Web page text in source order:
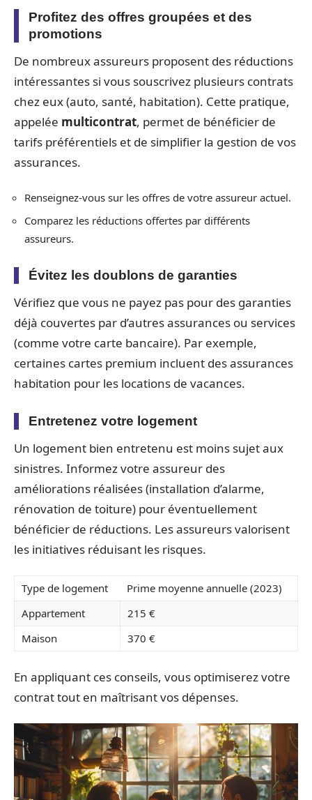
Profitez des offres groupées et des
promotions
De nombreux assureurs proposent des réductions
intéressantes si vous souscrivez plusieurs contrats
chez eux (auto, santé, habitation). Cette pratique,
appelée multicontrat, permet de bénéficier de
tarifs préférentiels et de simplifier la gestion de vos
assurances.
Renseignez-vous sur les offres de votre assureur actuel.
Comparez les réductions offertes par différents
assureurs.
Évitez les doublons de garanties
Vérifiez que vous ne payez pas pour des garanties
déjà couvertes par d’autres assurances ou services
(comme votre carte bancaire). Par exemple,
certaines cartes premium incluent des assurances
habitation pour les locations de vacances.
Entretenez votre logement
Un logement bien entretenu est moins sujet aux
sinistres. Informez votre assureur des
améliorations réalisées (installation d’alarme,
rénovation de toiture) pour éventuellement
bénéficier de réductions. Les assureurs valorisent
les initiatives réduisant les risques.
Type de logement
Prime moyenne annuelle (2023)
Appartement
215 €
Maison
370 €
En appliquant ces conseils, vous optimiserez votre
contrat tout en maîtrisant vos dépenses.